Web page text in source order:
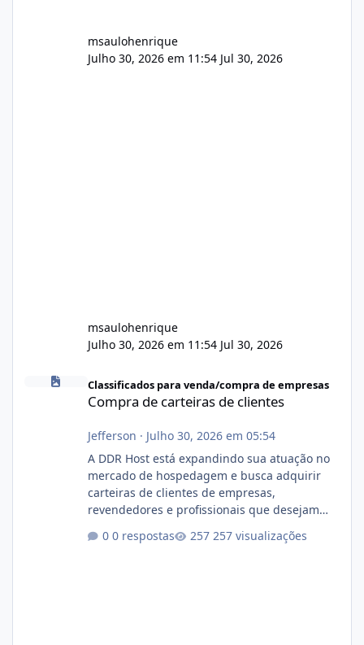
msaulohenrique
Julho 30, 2026 em 11:54 Jul 30, 2026
msaulohenrique
Julho 30, 2026 em 11:54 Jul 30, 2026
Compra de carteiras de clientes
Classificados para venda/compra de empresas
Compra de carteiras de clientes
Jefferson · Julho 30, 2026 em 05:54
A DDR Host está expandindo sua atuação no
mercado de hospedagem e busca adquirir
carteiras de clientes de empresas,
revendedores e profissionais que desejam
operação. Se você possui clientes ativos de
0 respostas 257 visualizações